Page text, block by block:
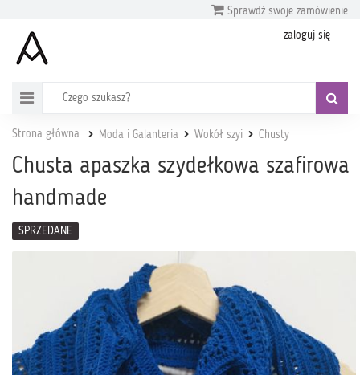
Sprawdź swoje zamówienie
zaloguj się
Strona główna Moda i Galanteria Wokół szyi Chusty
Chusta apaszka szydełkowa szafirowa
handmade
SPRZEDANE